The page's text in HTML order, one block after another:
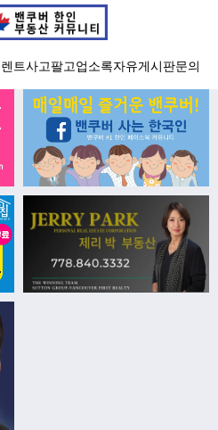
렌트사고팔고업소록자유게시판문의